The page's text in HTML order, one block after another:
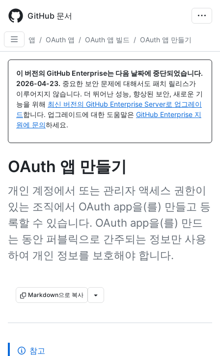
main
content
GitHub 문서
앱 / OAuth 앱 / OAuth 앱 빌드 / OAuth 앱 만들기
이 버전의 GitHub Enterprise는 다음 날짜에 중단되었습니다.
2026-04-23. 중요한 보안 문제에 대해서도 패치 릴리스가
이루어지지 않습니다. 더 뛰어난 성능, 향상된 보안, 새로운 기
능을 위해 최신 버전의 GitHub Enterprise Server로 업그레이
드합니다. 업그레이드에 대한 도움말은 GitHub Enterprise 지
원에 문의하세요.
OAuth 앱 만들기
개인 계정에서 또는 관리자 액세스 권한이
있는 조직에서 OAuth app을(를) 만들고 등
록할 수 있습니다. OAuth app을(를) 만드
는 동안 퍼블릭으로 간주되는 정보만 사용
하여 개인 정보를 보호해야 합니다.
Markdown으로 복사
참고